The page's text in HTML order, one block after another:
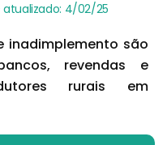
4/02/25
inadimplemento são
revendas e
rurais em